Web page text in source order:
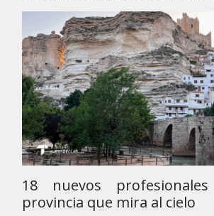
18 nuevos
provincia que mira al cielo